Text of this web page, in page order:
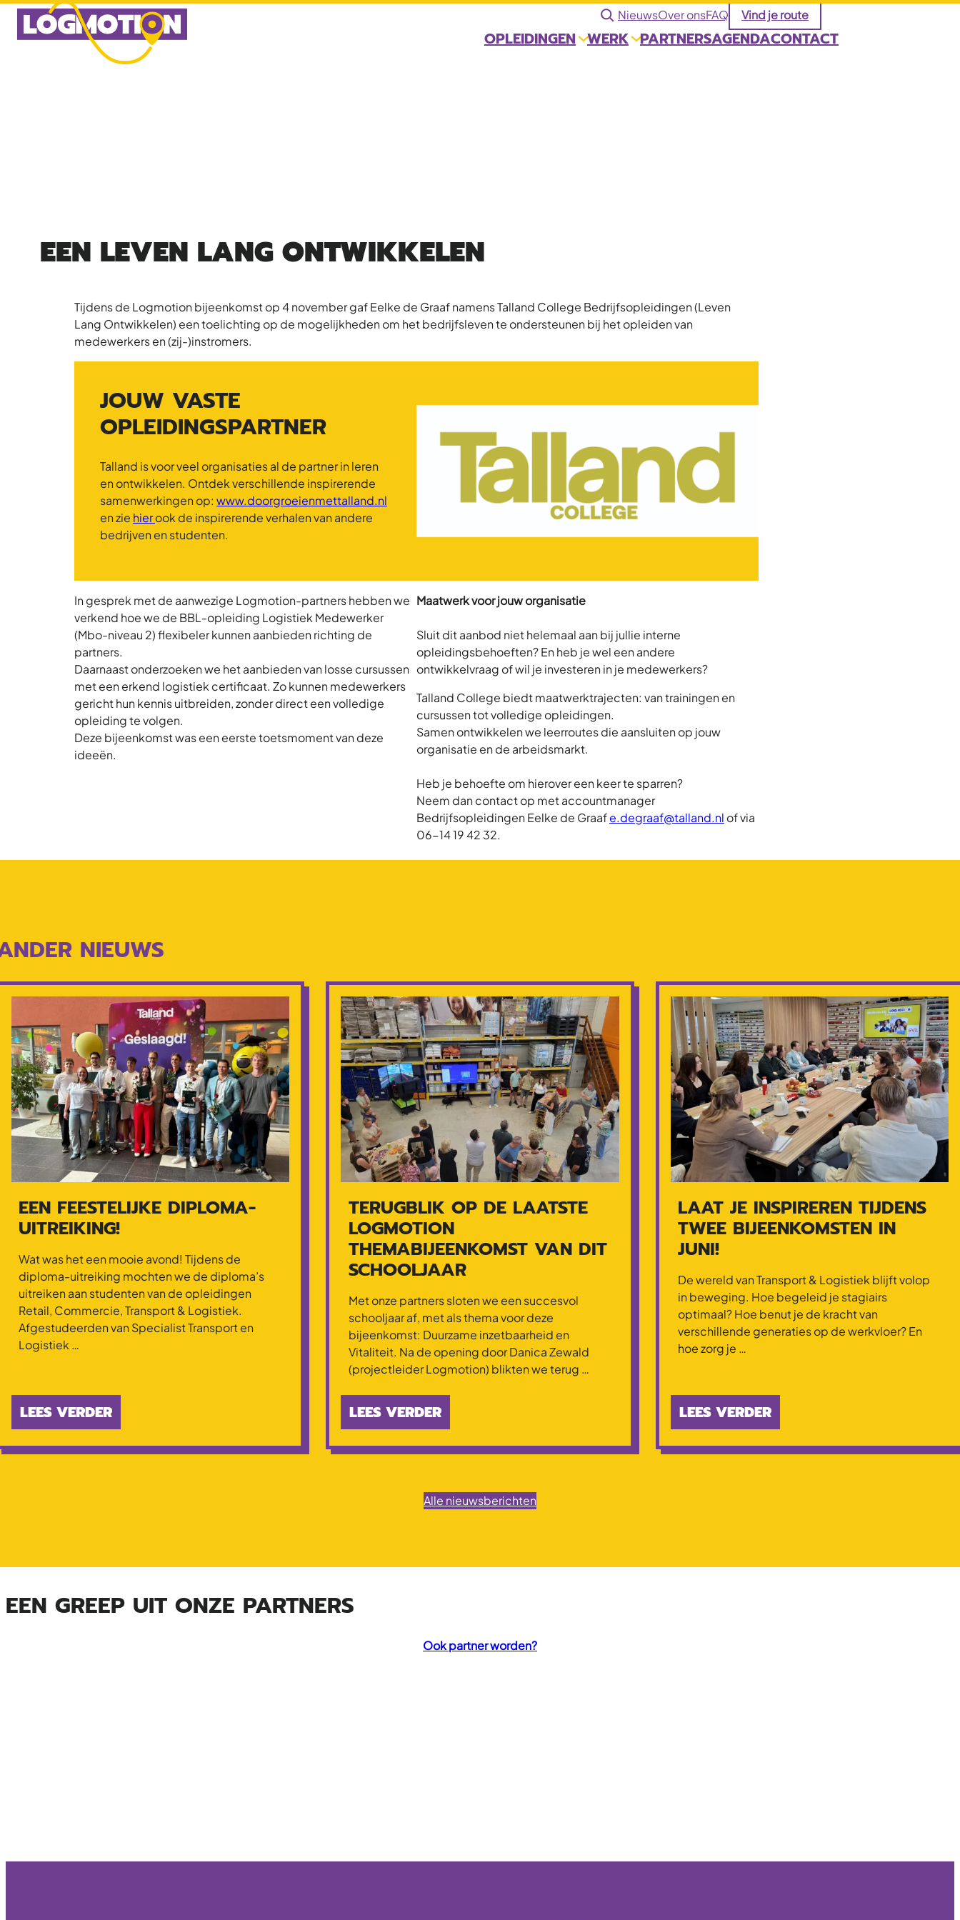
Ga
naar
ZoekenNieuwsOver onsFAQ Vind je route
OPLEIDINGEN WERK PARTNERSAGENDACONTACT
EEN LEVEN LANG ONTWIKKELEN
Tijdens de Logmotion bijeenkomst op 4 november gaf Eelke de Graaf namens Talland College Bedrijfsopleidingen (Leven
Lang Ontwikkelen) een toelichting op de mogelijkheden om het bedrijfsleven te ondersteunen bij het opleiden van
medewerkers en (zij-)instromers.
JOUW VASTE
OPLEIDINGSPARTNER
Talland is voor veel organisaties al de partner in leren
en ontwikkelen. Ontdek verschillende inspirerende
samenwerkingen op: www.doorgroeienmettalland.nl
en zie hierook de inspirerende verhalen van andere
bedrijven en studenten.
In gesprek met de aanwezige Logmotion-partners hebben we
verkend hoe we de BBL-opleiding Logistiek Medewerker
(Mbo-niveau 2) flexibeler kunnen aanbieden richting de
partners.
Daarnaast onderzoeken we het aanbieden van losse cursussen
met een erkend logistiek certificaat. Zo kunnen medewerkers
gericht hun kennis uitbreiden, zonder direct een volledige
opleiding te volgen.
Deze bijeenkomst was een eerste toetsmoment van deze
ideeën.
Maatwerk voor jouw organisatie
Sluit dit aanbod niet helemaal aan bij jullie interne
opleidingsbehoeften? En heb je wel een andere
ontwikkelvraag of wil je investeren in je medewerkers?
Talland College biedt maatwerktrajecten: van trainingen en
cursussen tot volledige opleidingen.
Samen ontwikkelen we leerroutes die aansluiten op jouw
organisatie en de arbeidsmarkt.
Heb je behoefte om hierover een keer te sparren?
Neem dan contact op met accountmanager
Bedrijfsopleidingen Eelke de Graafe.degraaf@talland.nl of via
06-14 19 42 32.
NIEUWS
EEN FEESTELIJKE DIPLOMA-
UITREIKING!
Wat was het een mooie avond! Tijdens de
diploma-uitreiking mochten we de diploma’s
uitreiken aan studenten van de opleidingen
Retail, Commercie, Transport & Logistiek.
Afgestudeerden van Specialist Transport en
Logistiek …
LEES VERDER
TERUGBLIK OP DE LAATSTE
LOGMOTION
THEMABIJEENKOMST VAN DIT
SCHOOLJAAR
Met onze partners sloten we een succesvol
schooljaar af, met als thema voor deze
bijeenkomst: Duurzame inzetbaarheid en
Vitaliteit. Na de opening door Danica Zewald
(projectleider Logmotion) blikten we terug …
LEES VERDER
LAAT JE INSPIREREN TIJDENS
TWEE BIJEENKOMSTEN IN
JUNI!
De wereld van Transport & Logistiek blijft volop
in beweging. Hoe begeleid je stagiairs
optimaal? Hoe benut je de kracht van
verschillende generaties op de werkvloer? En
hoe zorg je …
LEES VERDER
Alle nieuwsberichten
EEN GREEP UIT ONZE PARTNERS
Ook partner worden?